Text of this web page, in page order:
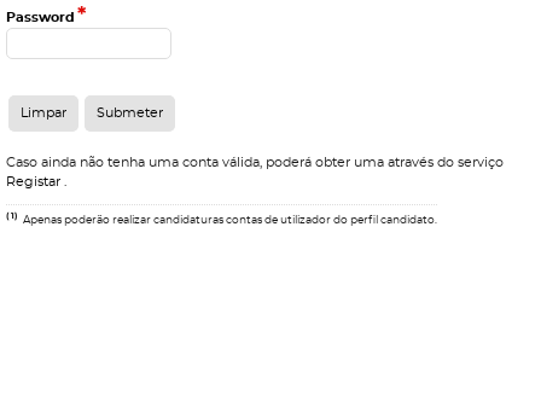
Password *
Caso ainda não tenha uma conta válida, poderá obter uma através do serviço
Registar
(1) Apenas poderão realizar candidaturas contas de utilizador do perfil candidato.